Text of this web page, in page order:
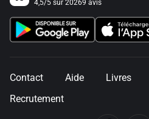
4,5/5 sur 20269 avis
Contact Aide Livres
Recrutement